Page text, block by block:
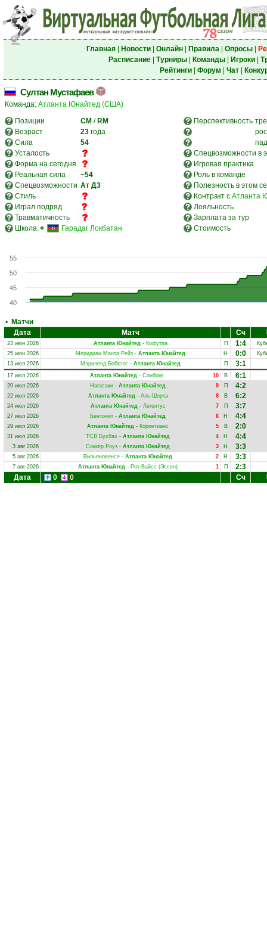
Главная| Новости| Онлайн| Правила| Опросы|
Расписание| Турниры| Команды| Игроки|
Рейтинги| Форум Чат|
Султан Мустафаев
Команда: Атланта Юнайтед (США)
Позиции
CM / RM Перспективность
Возраст
23 года
Сила
54
Усталость
Спецвозможности в
Форма на сегодня
Игровая практика
Реальная сила
~54
Роль в команде
Спецвозможности Ат Д3
Полезность в этом
Стиль
Контракт с Атланта
Играл подряд
Лояльность
Травматичность
Зарплата за тур
Школа:
Гарадаг Локбатан Стоимость
40
45
50
55
• Матчи
Дата
Матч Сч
23 июн 2026
Атланта Юнайтед - Кофутпа П 1:4
25 июн 2026
Меридиан Манта Рейз - Атланта Юнайтед Н 0:0
13 июл 2026
Мэриленд Бобкэтс - Атланта Юнайтед П 3:1
17 июл 2026 10
Атланта Юнайтед- Сонбонг В 6:1
20 июл 2026 9
Нагасаки - Атланта Юнайтед П 4:2
22 июл 2026 8
Атланта Юнайтед- Аль-Шорта В 6:2
24 июл 2026 7
Атланта Юнайтед- Легентус П 3:7
27 июл 2026 6
Бентонит - Атланта Юнайтед Н 4:4
29 июл 2026 5
Атланта Юнайтед - Коринтианс В 2:0
31 июл 2026 4
ТСВ Бухбах - Атланта Юнайтед Н 4:4
3 авг 2026 3
Соккер Роуз - Атланта Юнайтед Н 3:3
5 авг 2026 2
Вильяновенсе - Атланта Юнайтед Н 3:3
7 авг 2026 1
Атланта Юнайтед - Рот-Вайсс (Эссен) П
2:3
Дата
0 0 Сч